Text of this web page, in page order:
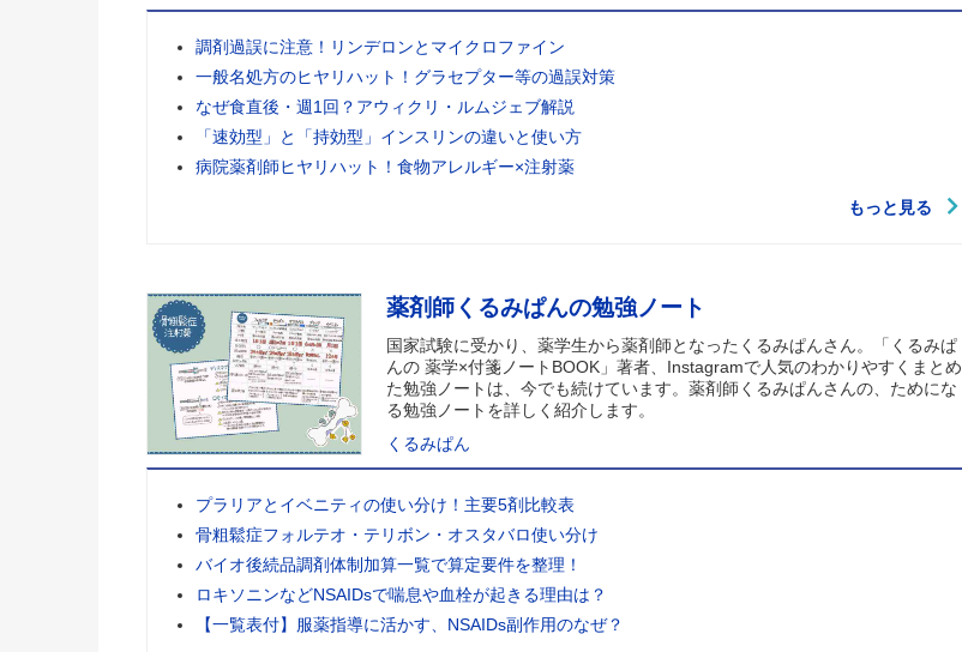
調剤過誤に注意！リンデロンとマイクロファイン
一般名処方のヒヤリハット！グラセプター等の過誤対策
なぜ食直後・週1回？アウィクリ・ルムジェブ解説
「速効型」と「持効型」インスリンの違いと使い方
病院薬剤師ヒヤリハット！食物アレルギー×注射薬
もっと見る
薬剤師くるみぱんの勉強ノート
国家試験に受かり、薬学生から薬剤師となったくるみぱんさん。「くるみぱ
んの 薬学×付箋ノートBOOK」著者、Instagramで人気のわかりやすくまとめ
た勉強ノートは、今でも続けています。薬剤師くるみぱんさんの、ためにな
る勉強ノートを詳しく紹介します。
くるみぱん
プラリアとイベニティの使い分け！主要5剤比較表
骨粗鬆症フォルテオ・テリボン・オスタバロ使い分け
バイオ後続品調剤体制加算一覧で算定要件を整理！
ロキソニンなどNSAIDsで喘息や血栓が起きる理由は？
【一覧表付】服薬指導に活かす、NSAIDs副作用のなぜ？